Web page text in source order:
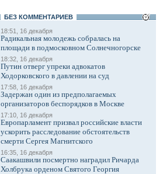
БЕЗ КОМMЕНТАРИЕВ
18:51, 16 декабря
Радикальная молодежь собралась на
площади в подмосковном Солнечногорске
18:32, 16 декабря
Путин отверг упреки адвокатов
Ходорковского в давлении на суд
17:58, 16 декабря
Задержан один из предполагаемых
организаторов беспорядков в Москве
17:10, 16 декабря
Европарламент призвал российские власти
ускорить расследование обстоятельств
смерти Сергея Магнитского
16:35, 16 декабря
Саакашвили посмертно наградил Ричарда
Холбрука орденом Святого Георгия